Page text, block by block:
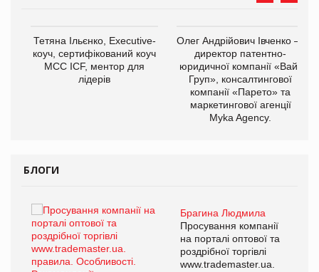
Тетяна Ільєнко, Executive-
коуч, сертифікований коуч
МСС ICF, ментор для
лідерів
Олег Андрійович Івченко —
директор патентно-
юридичної компанії «Вайз
Груп», консалтингової
компанії «Парето» та
маркетингової агенції
Myka Agency.
БЛОГИ
Брагина Людмила
Просування компанії
на порталі оптової та
роздрібної торгівлі
www.trademaster.ua.